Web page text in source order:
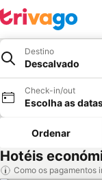
Destino
Descalvado
Check-in/out
Escolha as
Ordenar
Hotéis
Como os pagamentos